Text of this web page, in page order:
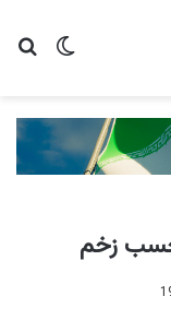
تغییر
زخم